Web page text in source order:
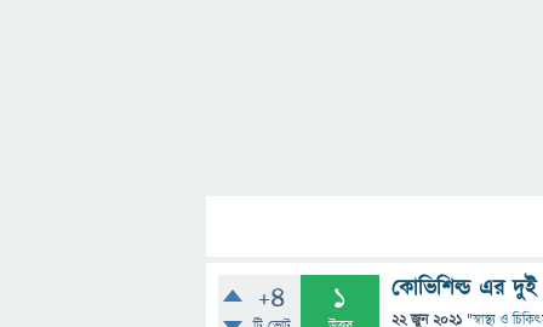
+4 1 কোভিশিল্ড এর দুই
22 জুন 2021 "স্বাস্থ্য ও